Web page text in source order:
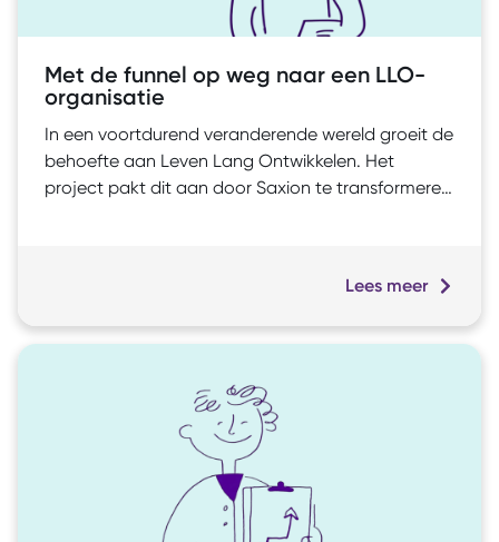
Met de funnel op weg naar een LLO-
organisatie
In een voortdurend veranderende wereld groeit de
behoefte aan Leven Lang Ontwikkelen. Het
project pakt dit aan door Saxion te transformeren
impact te vergroten. Het project verankert
optimale dienstverleningsprocessen die aansluiten
op de klantreis van LLO-studenten. Zo maakt het
zorgt het voor een bewuste en ondersteunende
LLO-cultuur binnen de organisatie.
Lees meer